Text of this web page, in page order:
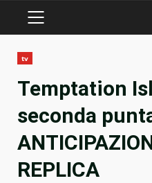
PRIMARY
tv
Temptation
seconda
REPLICA